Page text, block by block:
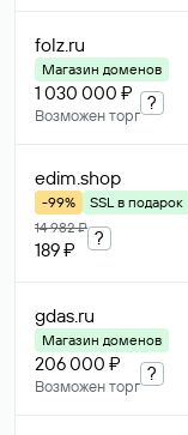
folz.ru
Магазин доменов
1 030 000 ₽
Возможен торг
?
edim.shop
-99%
SSL в подарок
14 982 ₽
189 ₽
?
gdas.ru
Магазин доменов
206 000 ₽
Возможен торг
?